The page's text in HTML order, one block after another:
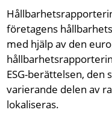
företagens
med hjälp av den
ESG-berättelsen, den
varierande delen av
lokaliseras.